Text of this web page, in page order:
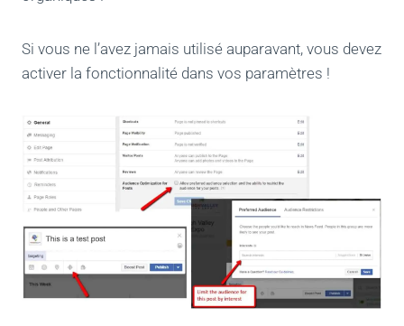
Si vous ne l’avez jamais utilisé auparavant, vous devez
activer la fonctionnalité dans vos paramètres !